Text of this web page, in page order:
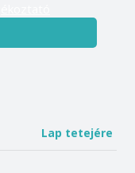
Lap tetejére